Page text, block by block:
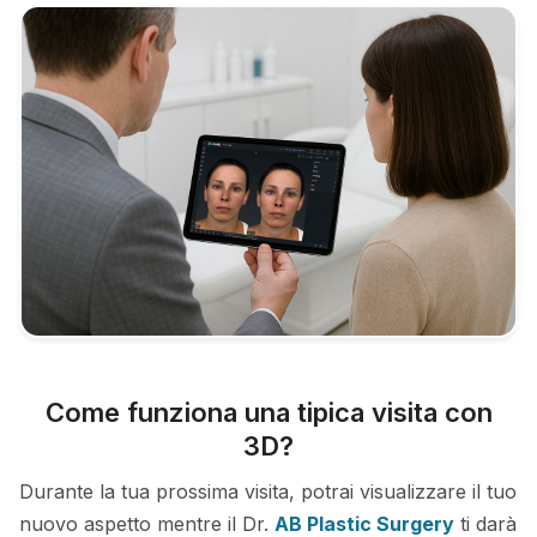
Come funziona una tipica visita con
3D?
Durante la tua prossima visita, potrai visualizzare il tuo
nuovo aspetto mentre il Dr. AB Plastic Surgery ti darà